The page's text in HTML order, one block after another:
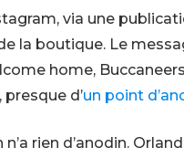
via une
la boutique. Le
home,
presque d’un point
rien d’anodin.